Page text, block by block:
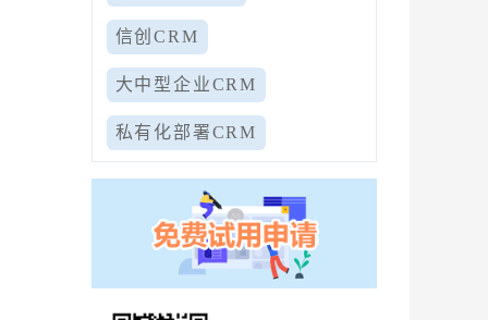
信创CRM
大中型企业CRM
私有化部署CRM